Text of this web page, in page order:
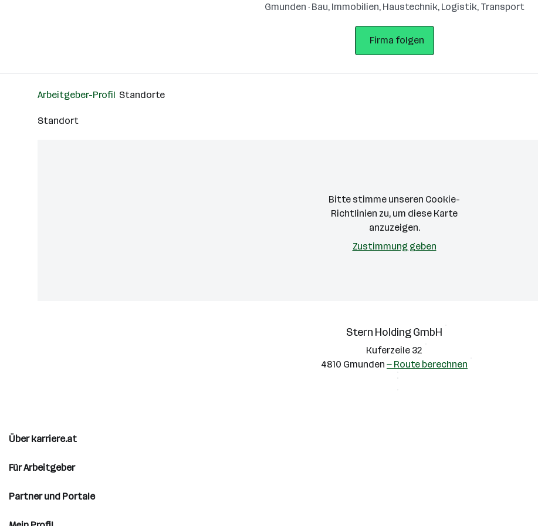
Gmunden · Bau, Immobilien, Haustechnik, Logistik, Transport
Firma folgen
Arbeitgeber-Profil Standorte
Standort
Bitte stimme unseren Cookie-
Richtlinien zu, um diese Karte
anzuzeigen.
Zustimmung geben
Stern Holding GmbH
Kuferzeile 32
4810 Gmunden — Route berechnen
Über karriere.at
Für Arbeitgeber
Partner und Portale